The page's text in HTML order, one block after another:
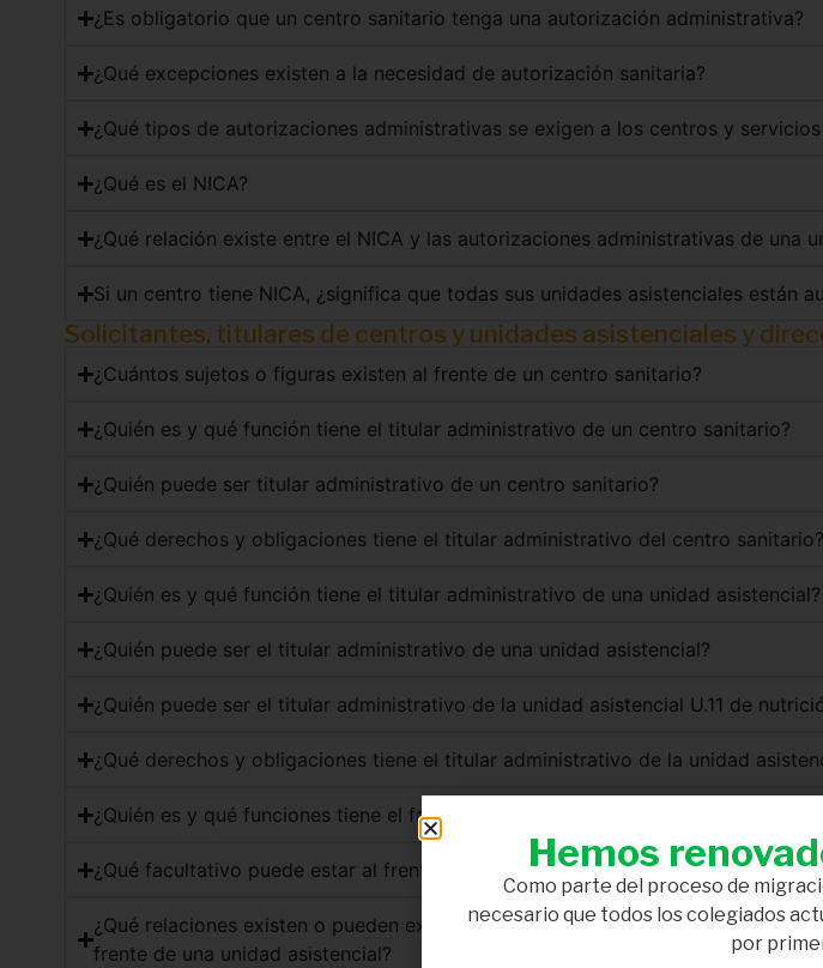
¿Es obligatorio que un centro sanitario tenga una autorización administrativa?
¿Qué excepciones existen a la necesidad de autorización sanitaria?
¿Qué tipos de autorizaciones administrativas se exigen a los centros y
¿Qué es el NICA?
¿Qué relación existe entre el NICA y las autorizaciones administrativas de una
Si un centro tiene NICA, ¿significa que todas sus unidades asistenciales están
Solicitantes, titulares de centros y unidades asistenciales y
¿Cuántos sujetos o figuras existen al frente de un centro sanitario?
¿Quién es y qué función tiene el titular administrativo de un centro sanitario?
¿Quién puede ser titular administrativo de un centro sanitario?
¿Qué derechos y obligaciones tiene el titular administrativo del centro sanitario?
¿Quién es y qué función tiene el titular administrativo de una unidad asistencial?
¿Quién puede ser el titular administrativo de una unidad asistencial?
¿Quién puede ser el titular administrativo de la unidad asistencial U.11 de
¿Qué derechos y obligaciones tiene el titular administrativo de la unidad
¿Quién es y qué funciones tiene el facultativo al frente de una unidad asistencial?
¿Qué facultativo puede estar al frente de la unidad asistencial U.11 de nutrición
¿Qué relaciones existen o pueden existir entre el titular administrativo de un
frente de una unidad asistencial?
Hemos
Como parte del proceso de
necesario que todos los colegiados
por